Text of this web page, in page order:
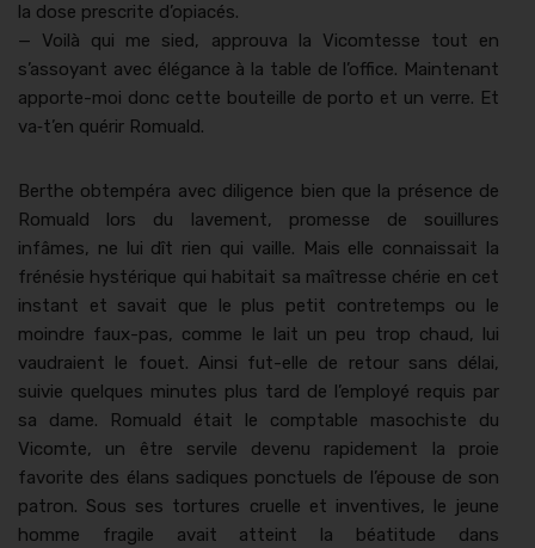
la dose pre­scrite d’opiacés.
— Voilà qui me sied, approu­va la Vicomtesse tout en
s’assoyant avec élé­gance à la table de l’office. Main­tenant
apporte-moi donc cette bouteille de por­to et un verre. Et
va‑t’en quérir Romuald.
Berthe obtem­péra avec dili­gence bien que la présence de
Romuald lors du lave­ment, promesse de souil­lures
infâmes, ne lui dît rien qui vaille. Mais elle con­nais­sait la
frénésie hys­térique qui habitait sa maîtresse chérie en cet
instant et savait que le plus petit con­tretemps ou le
moin­dre faux-pas, comme le lait un peu trop chaud, lui
vaudraient le fou­et. Ain­si fut-elle de retour sans délai,
suiv­ie quelques min­utes plus tard de l’employé req­uis par
sa dame. Romuald était le compt­able masochiste du
Vicomte, un être servile devenu rapi­de­ment la proie
favorite des élans sadiques ponctuels de l’épouse de son
patron. Sous ses tor­tures cru­elle et inven­tives, le jeune
homme frag­ile avait atteint la béat­i­tude dans